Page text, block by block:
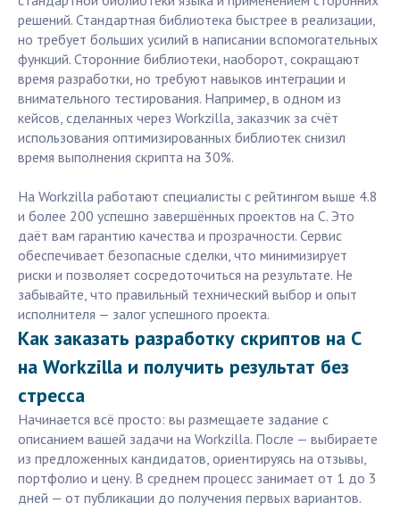
решений. Стандартная библиотека быстрее в реализации,
но требует больших усилий в написании вспомогательных
функций. Сторонние библиотеки, наоборот, сокращают
время разработки, но требуют навыков интеграции и
внимательного тестирования. Например, в одном из
кейсов, сделанных через Workzilla, заказчик за счёт
использования оптимизированных библиотек снизил
время выполнения скрипта на 30%.
На Workzilla работают специалисты с рейтингом выше 4.8
и более 200 успешно завершённых проектов на C. Это
даёт вам гарантию качества и прозрачности. Сервис
обеспечивает безопасные сделки, что минимизирует
риски и позволяет сосредоточиться на результате. Не
забывайте, что правильный технический выбор и опыт
исполнителя — залог успешного проекта.
Как заказать разработку скриптов на C
на Workzilla и получить результат без
стресса
Начинается всё просто: вы размещаете задание с
описанием вашей задачи на Workzilla. После — выбираете
из предложенных кандидатов, ориентируясь на отзывы,
портфолио и цену. В среднем процесс занимает от 1 до 3
дней — от публикации до получения первых вариантов.